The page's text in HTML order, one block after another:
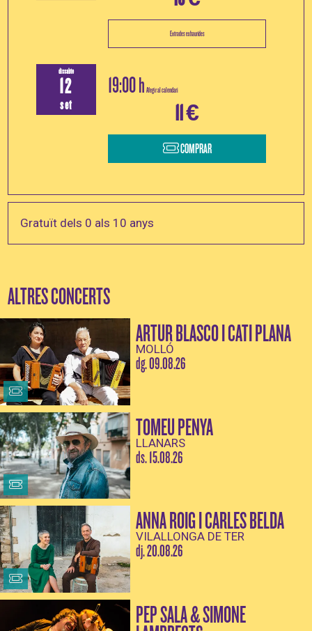
Entrades exhaurides
dissabte
12
set
19:00 h Afegir al calendari
11 €
COMPRAR
Gratuït dels 0 als 10 anys
ALTRES CONCERTS
ARTUR BLASCO I CATI PLANA
MOLLÓ
dg. 09.08.26
TOMEU PENYA
LLANARS
ds. 15.08.26
ANNA ROIG I CARLES BELDA
VILALLONGA DE TER
dj. 20.08.26
PEP SALA & SIMONE